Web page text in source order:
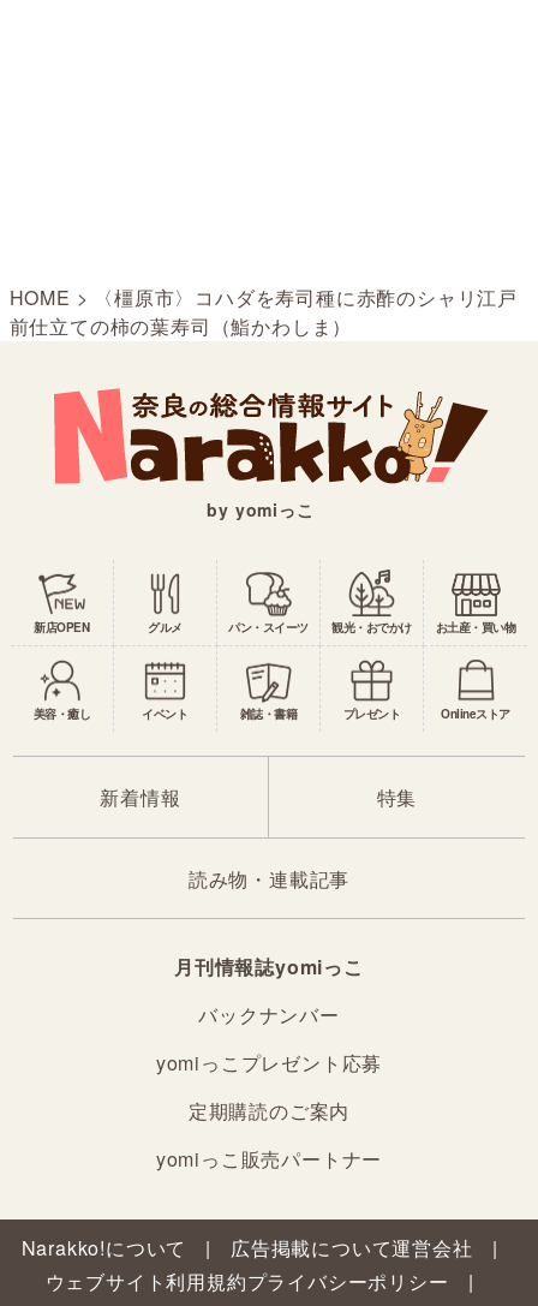
HOME >
〈橿原市〉コハダを寿司種に赤酢のシャリ江戸
前仕立ての柿の葉寿司（鮨かわしま）
by yomiっこ
新店OPEN グルメ パン・スイーツ 観光・おでかけ お土産・買い物
美容・癒し イベント 雑誌・書籍 プレゼント Onlineストア
新着情報 特集
読み物・連載記事
月刊情報誌yomiっこ
バックナンバー
yomiっこプレゼント応募
定期購読のご案内
yomiっこ販売パートナー
Narakko!について 広告掲載について運営会社
ウェブサイト利用規約プライバシーポリシー